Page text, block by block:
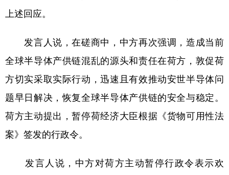
彩票
地方频道
北京 天津 河北 山西
辽宁 吉林
浙江 安徽 福建 江西
上述回应。
发言人说，在磋商中，中方再次强调，造成当前
全球半导体产供链混乱的源头和责任在荷方，敦促荷
方切实采取实际行动，迅速且有效推动安世半导体问
题早日解决，恢复全球半导体产供链的安全与稳定。
荷方主动提出，暂停荷经济大臣根据《货物可用性法
案》签发的行政令。
发言人说，中方对荷方主动暂停行政令表示欢